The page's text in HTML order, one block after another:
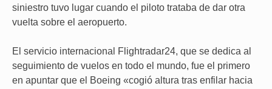
siniestro tuvo lugar cuando el piloto trataba de dar otra
vuelta sobre el aeropuerto.
El servicio internacional Flightradar24, que se dedica al
seguimiento de vuelos en todo el mundo, fue el primero
en apuntar que el Boeing «cogió altura tras enfilar hacia